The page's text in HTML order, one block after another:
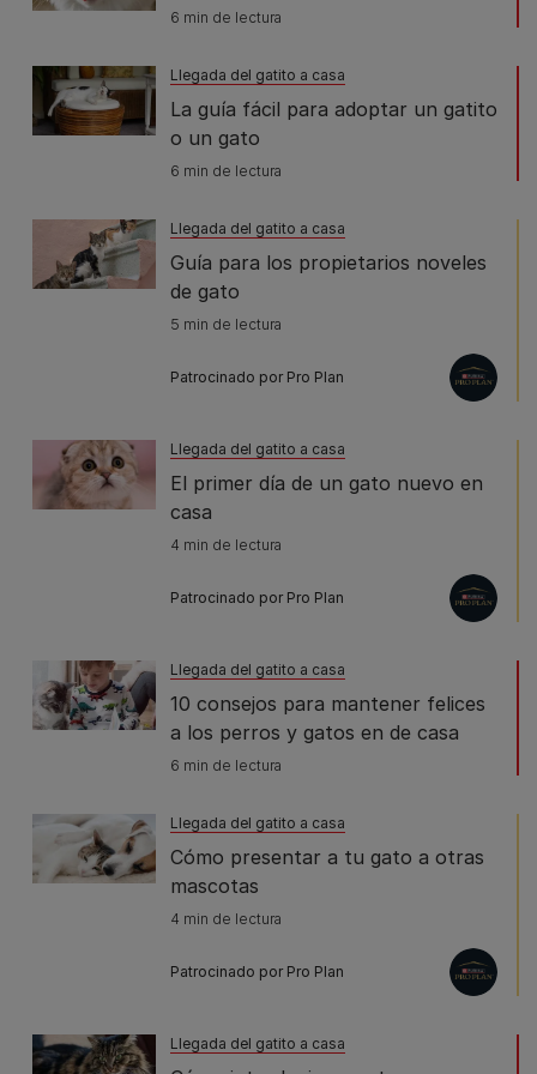
6 min de lectura
Llegada del gatito a casa
La guía fácil para adoptar un gatito
o un gato
6 min de lectura
Llegada del gatito a casa
Guía para los propietarios noveles
de gato
5 min de lectura
Patrocinado por Pro Plan
Llegada del gatito a casa
El primer día de un gato nuevo en
casa
4 min de lectura
Patrocinado por Pro Plan
Llegada del gatito a casa
10 consejos para mantener felices
a los perros y gatos en de casa
6 min de lectura
Llegada del gatito a casa
Cómo presentar a tu gato a otras
mascotas
4 min de lectura
Patrocinado por Pro Plan
Llegada del gatito a casa